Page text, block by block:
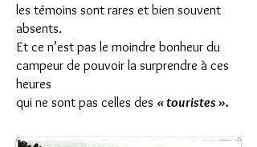
les témoins sont rares et bien souvent
absents.
Et ce n’est pas le moindre bonheur du
campeur de pouvoir la surprendre à ces
heures
qui ne sont pas celles des « touristes ».